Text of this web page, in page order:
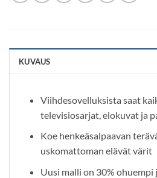
KUVAUS
Viihdesovelluksista saat
televisiosarjat, elokuvat ja
Koe henkeäsalpaavan
uskomattoman elävät värit
Uusi malli on 30% ohuempi